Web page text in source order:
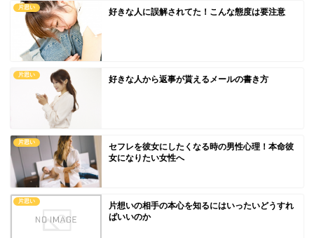
片思い 好きな人に誤解されてた！こんな態度は要注意
片思い 好きな人から返事が貰えるメールの書き方
片思い
セフレを彼女にしたくなる時の男性心理！本命彼
女になりたい女性へ
片思い
片想いの相手の本心を知るにはいったいどうすれ
ばいいのか